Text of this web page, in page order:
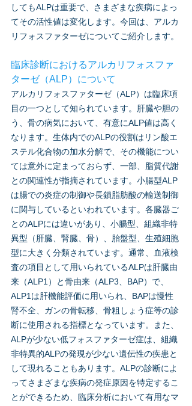
してもALPは重要で、さまざまな疾病によっ
てその活性値は変化します。今回は、アルカ
リフォスファターゼについてご紹介します。
臨床診断におけるアルカリフォスファ
ターゼ（ALP）について
アルカリフォスファターゼ（ALP）は臨床項
目の一つとして知られています。肝臓や胆の
う、骨の病気において、有意にALP値は高く
なります。生体内でのALPの役割はリン酸エ
ステル化合物の加水分解で、その機能につい
ては意外に定まっておらず、一部、脂質代謝
との関連性が指摘されています。小腸型ALP
は腸での炎症の制御や長鎖脂肪酸の輸送制御
に関与しているといわれています。各臓器ご
とのALPには違いがあり、小腸型、組織非特
異型（肝臓、腎臓、骨）、胎盤型、生殖細胞
型に大きく分類されています。通常、血液検
査の項目として用いられているALPは肝臓由
来（ALP1）と骨由来（ALP3、BAP）で、
ALP1は肝機能評価に用いられ、BAPは慢性
腎不全、ガンの骨転移、骨粗しょう症等の診
断に使用される指標となっています。また、
ALPが少ない低フォスファターゼ症は、組織
非特異的ALPの発現が少ない遺伝性の疾患と
して現れることもあります。ALPの診断によ
ってさまざまな疾病の発症原因を特定するこ
とができるため、臨床分析において有用なマ